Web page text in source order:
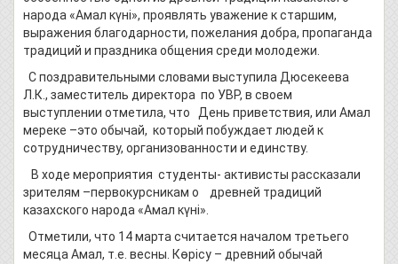
народа «Амал күні», проявлять уважение к старшим,
выражения благодарности, пожелания добра, пропаганда
традиций и праздника общения среди молодежи.
С поздравительными словами выступила Дюсекеева
Л.К., заместитель директора по УВР, в своем
выступлении отметила, что День приветствия, или Амал
мереке –это обычай, который побуждает людей к
сотрудничеству, организованности и единству.
В ходе мероприятия студенты- активисты рассказали
зрителям –первокурсникам о древней традиций
казахского народа «Амал күні».
Отметили, что 14 марта считается началом третьего
месяца Амал, т.е. весны. Көрісу – древний обычай